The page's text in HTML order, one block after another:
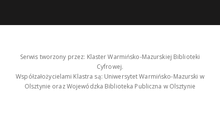
Serwis tworzony przez: Klaster Warmińsko-Mazurskiej Biblioteki
Cyfrowej.
Współzałożycielami Klastra są: Uniwersytet Warmińsko-Mazurski w
Olsztynie oraz Wojewódzka Biblioteka Publiczna w Olsztynie